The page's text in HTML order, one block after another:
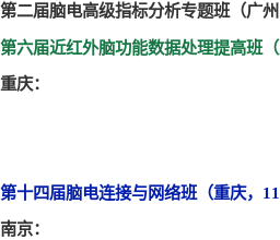
第二届脑电高级指标分析专题班（广
第六届近红外脑功能数据处理提高班
重庆：
第十四届脑电连接与网络班（重庆，
南京：